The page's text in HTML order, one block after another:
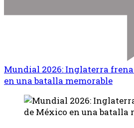
Mundial 2026: Inglaterra
en una batalla memorable